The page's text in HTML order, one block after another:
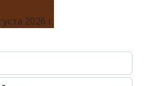
:
2026 г.